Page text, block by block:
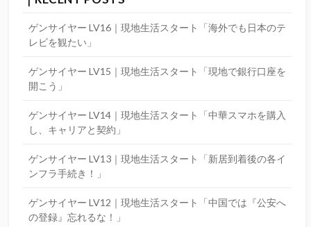
ゲンサイヤー LV16｜現地生活スタート「海外でも日本のテ
レビを観たい」
ゲンサイヤー LV15｜現地生活スタート「現地で銀行口座を
開こう」
ゲンサイヤー LV14｜現地生活スタート「中華スマホを購入
し、キャリアと契約」
ゲンサイヤー LV13｜現地生活スタート「新居到着後の各イ
ンフラ手続き！」
ゲンサイヤー LV12｜現地生活スタート「中国では『公安へ
の登録』忘れるな！」